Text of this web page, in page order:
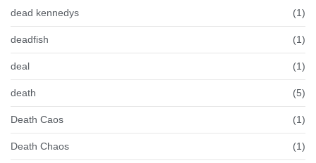
dead kennedys (1)
deadfish (1)
deal (1)
death (5)
Death Caos (1)
Death Chaos (1)